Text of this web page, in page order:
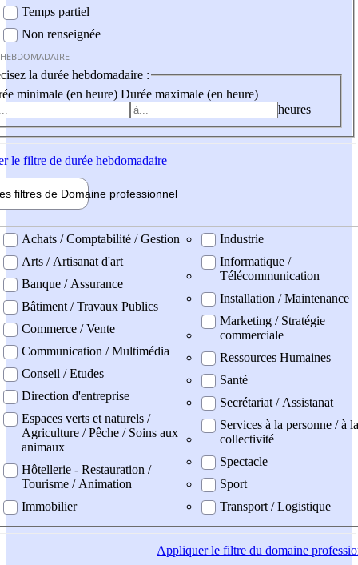
Temps partiel
Non renseignée
la durée hebdomadaire :
minimale (en heure) Durée maximale (en heure)
heures
le filtre de durée hebdomadaire
filtres de Domaine professionnel
professionel
Achats / Comptabilité / Gestion
Arts / Artisanat d'art
Banque / Assurance
Bâtiment / Travaux Publics
Commerce / Vente
Communication / Multimédia
Conseil / Etudes
Direction d'entreprise
Espaces verts et naturels /
Agriculture / Pêche / Soins aux
animaux
Hôtellerie - Restauration /
Tourisme / Animation
Immobilier
Industrie
Informatique /
Télécommunication
Installation / Maintenance
Marketing / Stratégie
commerciale
Ressources Humaines
Santé
Secrétariat / Assistanat
Services à la personne / à la
collectivité
Spectacle
Sport
Transport / Logistique
Appliquerle filtre du domaine